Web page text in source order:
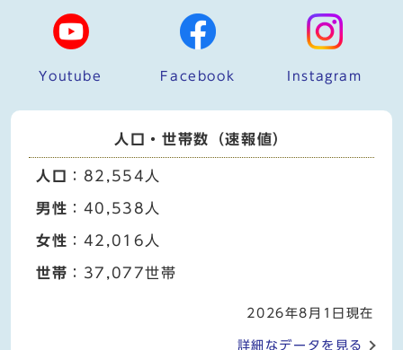
Youtube Facebook Instagram
人口・世帯数（速報値）
人口 ：82,554人
男性 ：40,538人
女性 ：42,016人
世帯 ：37,077世帯
2026年8月1日現在
詳細なデータを見る